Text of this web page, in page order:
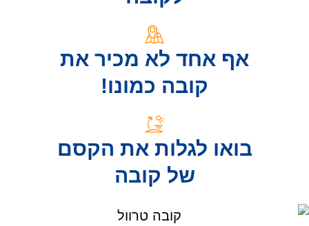
אף אחד לא מכיר את
קובה כמונו!
בואו לגלות את הקסם
של קובה